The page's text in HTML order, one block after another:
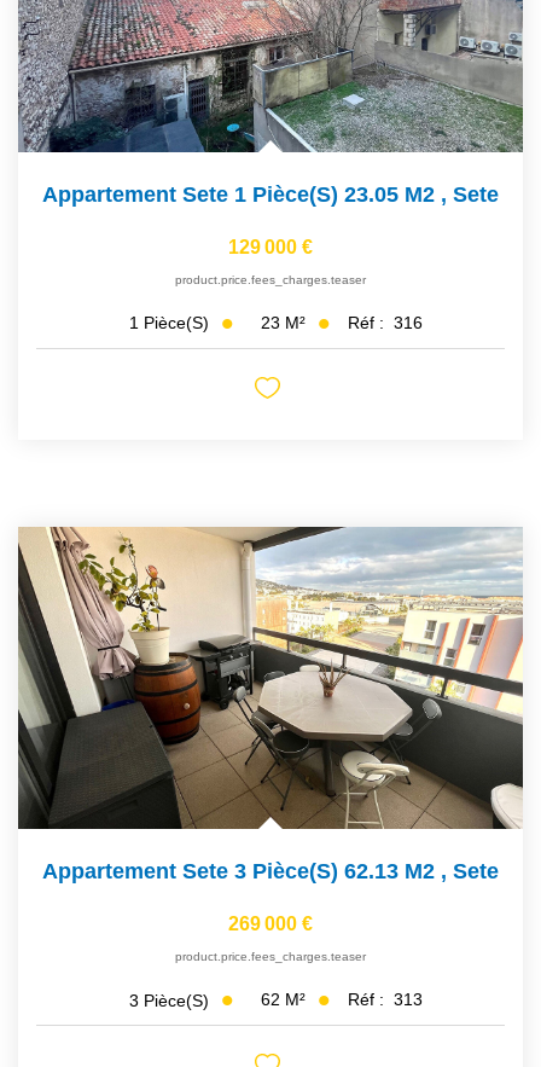
Appartement Sete 1 Pièce(s) 23.05 M2 , Sete
129 000 €
product.price.fees_charges.teaser
1 Pièce(s) 23 M² Réf : 316
Appartement Sete 3 Pièce(s) 62.13 M2 , Sete
269 000 €
product.price.fees_charges.teaser
3 Pièce(s) 62 M² Réf : 313